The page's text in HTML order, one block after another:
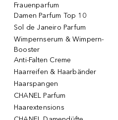
Frauenparfum
Damen Parfum Top 10
Sol de Janeiro Parfum
Wimpernserum & Wimpern-
Booster
Anti-Falten Creme
Haarreifen & Haarbänder
Haarspangen
CHANEL Parfum
Haarextensions